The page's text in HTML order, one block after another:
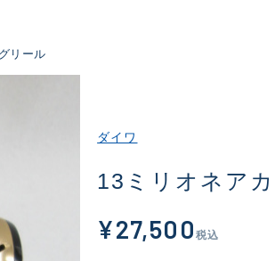
リール
ダイワ
13ミリオネア
¥27,500 税込